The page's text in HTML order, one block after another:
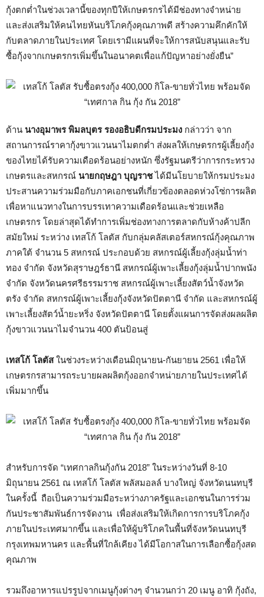
กุ้งตกต่ำในช่วงเวลานี้ของทุกปีให้เกษตรกรได้มีช่องทางจำหน่าย
และส่งเสริมให้คนไทยหันบริโภคกุ้งคุณภาพดี สร้างความคึกคักให้
กับตลาดภายในประเทศ โดยเรามีแผนที่จะให้การสนับสนุนและรับ
ซื้อกุ้งจากเกษตรกรเพิ่มขึ้นในอนาคตเพื่อแก้ปัญหาอย่างยั่งยืน”
ด้าน นางอุมาพร พิมลบุตร รองอธิบดีกรมประมง กล่าวว่า จาก
สถานการณ์ราคากุ้งขาวแวนนาไมตกต่ำ ส่งผลให้เกษตรกรผู้เลี้ยงกุ้ง
ของไทยได้รับความเดือดร้อนอย่างหนัก ซึ่งรัฐมนตรีว่าการกระทรวง
เกษตรและสหกรณ์ นายกฤษฎา บุญราชได้มีนโยบายให้กรมประมง
ประสานความร่วมมือกับภาคเอกชนที่เกี่ยวข้องตลอดห่วงโซ่การผลิต
เพื่อหาแนวทางในการบรรเทาความเดือดร้อนและช่วยเหลือ
เกษตรกร โดยล่าสุดได้ทำการเพิ่มช่องทางการตลาดกับห้างค้าปลีก
สมัยใหม่ ระหว่าง เทสโก้ โลตัส กับกลุ่มคลัสเตอร์สหกรณ์กุ้งคุณภาพ
ภาคใต้ จำนวน 5 สหกรณ์ ประกอบด้วย สหกรณ์ผู้เลี้ยงกุ้งลุ่มน้ำท่า
ทอง จำกัด จังหวัดสุราษฎร์ธานี สหกรณ์ผู้เพาะเลี้ยงกุ้งลุ่มน้ำปากพนัง
จำกัด จังหวัดนครศรีธรรมราช สหกรณ์ผู้เพาะเลี้ยงสัตว์น้ำจังหวัด
ตรัง จำกัด สหกรณ์ผู้เพาะเลี้ยงกุ้งจังหวัดปัตตานี จำกัด และสหกรณ์ผู้
เพาะเลี้ยงสัตว์น้ำยะหริ่ง จังหวัดปัตตานี โดยตั้งแผนการจัดส่งผลผลิต
กุ้งขาวแวนนาไมจำนวน 400 ตันป้อนสู่
เทสโก้ โลตัสในช่วงระหว่างเดือนมิถุนายน-กันยายน 2561 เพื่อให้
เกษตรกรสามารถระบายผลผลิตกุ้งออกจำหน่ายภายในประเทศได้
เพิ่มมากขึ้น
สำหรับการจัด “เทศกาลกินกุ้งกัน 2018” ในระหว่างวันที่ 8-10
มิถุนายน 2561 ณ เทสโก้ โลตัส พลัสมอลล์ บางใหญ่ จังหวัดนนทบุรี
ในครั้งนี้ ถือเป็นความร่วมมือระหว่างภาครัฐและเอกชนในการร่วม
กันประชาสัมพันธ์การจัดงาน เพื่อส่งเสริมให้เกิดการการบริโภคกุ้ง
ภายในประเทศมากขึ้น และเพื่อให้ผู้บริโภคในพื้นที่จังหวัดนนทบุรี
กรุงเทพมหานคร และพื้นที่ใกล้เคียง ได้มีโอกาสในการเลือกซื้อกุ้งสด
คุณภาพ
รวมถึงอาหารแปรรูปจากเมนูกุ้งต่างๆ จำนวนกว่า 20 เมนู อาทิ กุ้งถัง,